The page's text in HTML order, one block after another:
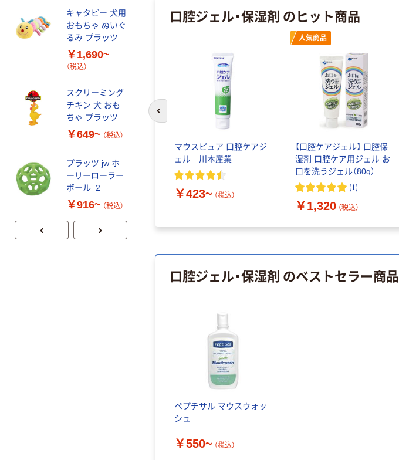
口腔ジェル・保湿剤 のヒット商品
湿剤 口腔ケア用ジェル お
口を洗うジェル（80g）
OG80 5本 日本歯科薬品
￥6,402 （税込）
マウスピュア 口腔ケアジ
ェル 川本産業
￥423~ （税込）
人気商品
【口腔ケアジェル】 口腔保
湿剤 口腔ケア用ジェル お
口を洗うジェル（80g）
OG80 1本 日本歯科薬品
(1)
￥1,320 （税込）
口腔ジェル・保湿剤 のベストセラー商品
ペプチサル マウスウォッ
シュ
￥550~ （税込）
キャタピー 犬用
おもちゃ ぬいぐ
るみ プラッツ
￥1,690~
（税込）
スクリーミング
チキン 犬 おも
ちゃ プラッツ
￥649~ （税込）
プラッツ jw ホ
ーリーローラー
ボール_2
￥916~ （税込）
￥12,850~
プラッツ jw ベ
イビーホーリー
ローラーボール
オレンジ
4979007714585
￥594 （税込）
カゴへ
プラッツ jw ホ
ーリーローラー
￥2,717~
ナイトアイズ
NITE IZE 犬用
スポットリット
LED点滅ライト
プラッツ
￥715~
【介護ベッド】
【設置込】P300シ
リーズ 3Mベー
シック 一括ロッ
￥370,260~
（税込）
プラッツ サイド
レール用安全カ
バー クッション
タイプ
￥17,270~